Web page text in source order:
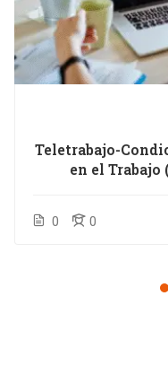
Teletrabajo-
en el Trabajo
0 0